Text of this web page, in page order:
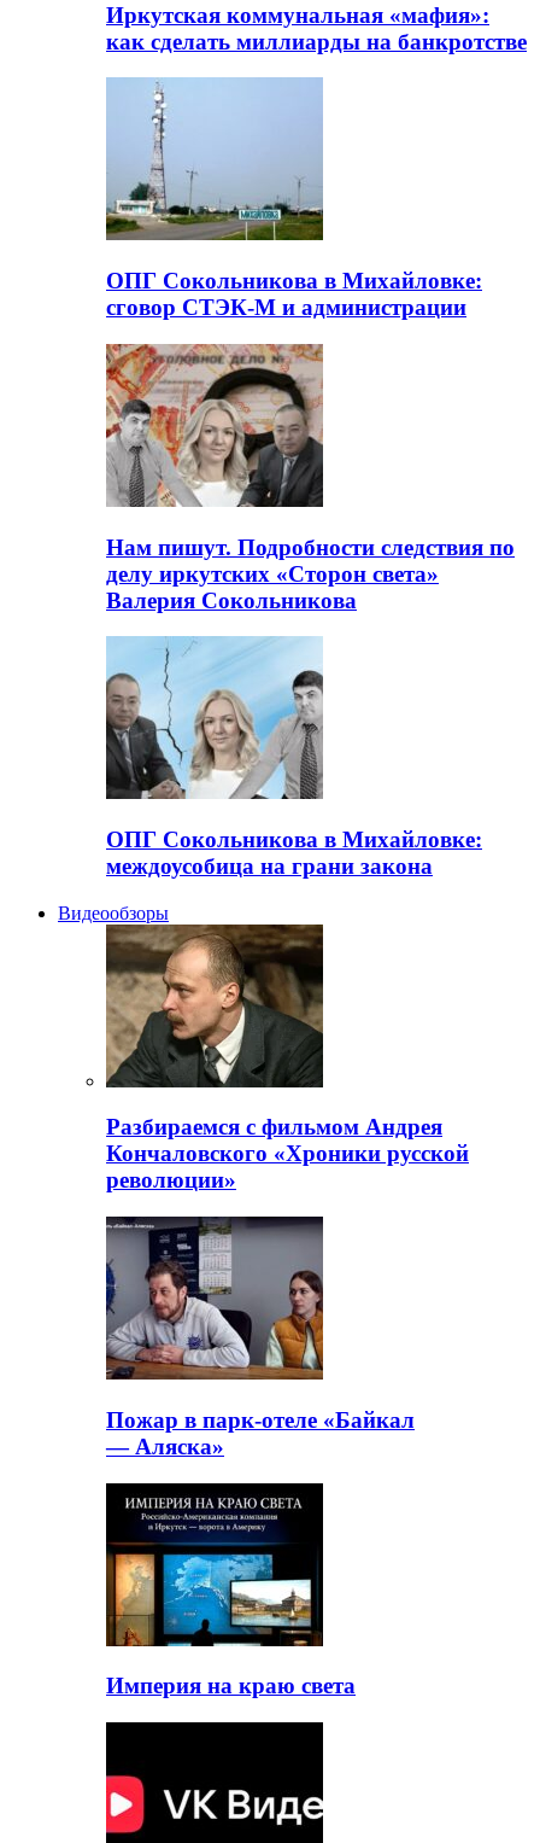
Иркутская коммунальная «мафия»:
как сделать миллиарды на банкротстве
ОПГ Сокольникова в Михайловке:
сговор СТЭК-М и администрации
Нам пишут. Подробности следствия по
делу иркутских «Сторон света»
Валерия Сокольникова
ОПГ Сокольникова в Михайловке:
междоусобица на грани закона
Видеообзоры
Разбираемся с фильмом Андрея
Кончаловского «Хроники русской
революции»
Пожар в парк-отеле «Байкал
— Аляска»
Империя на краю света